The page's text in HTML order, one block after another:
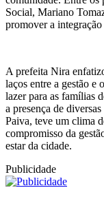
Social, Mariano
promover a
A prefeita Nira
laços entre a gestão e
lazer para as famílias
a presença de
Paiva, teve um clima
compromisso da
estar da cidade.
Publicidade